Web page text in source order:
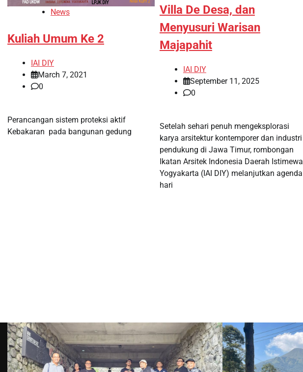
News
Kuliah Umum Ke 2
IAI DIY
March 7, 2021
0
Perancangan sistem proteksi aktif
Kebakaran pada bangunan gedung
Villa De Desa, dan
Menyusuri Warisan
Majapahit
IAI DIY
September 11, 2025
0
Setelah sehari penuh mengeksplorasi
karya arsitektur kontemporer dan industri
pendukung di Jawa Timur, rombongan
Ikatan Arsitek Indonesia Daerah Istimewa
Yogyakarta (IAI DIY) melanjutkan agenda
hari